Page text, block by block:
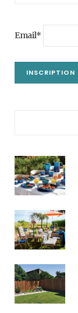
Email*